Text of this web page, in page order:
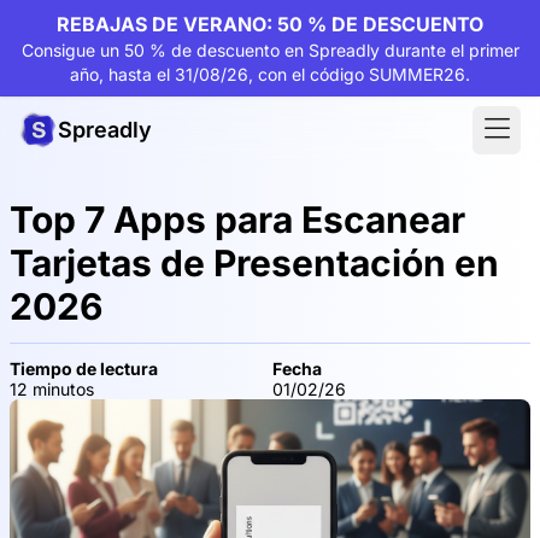
REBAJAS DE VERANO: 50 % DE DESCUENTO
Consigue un 50 % de descuento en Spreadly durante el primer
año, hasta el 31/08/26, con el código SUMMER26.
Spreadly
Top 7 Apps para Escanear
Tarjetas de Presentación en
2026
Tiempo de lectura
12 minutos
Fecha
01/02/26